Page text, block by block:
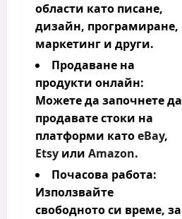
области като писане,
дизайн, програмиране,
маркетинг и други.
Продаване на
продукти онлайн:
Можете да започнете да
продавате стоки на
платформи катоeBay,
Etsy или Amazon.
Почасова работа:
Използвайте
свободното си време, за